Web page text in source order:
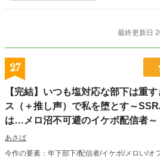
確認頂き、注意してお読み下さいませ。少しで
最終更新日
27
【完結】いつも塩対応な部下は重
ス（＋推し声）で私を堕とす～
は…メロ沼不可避のイケボ配信者～
あさば
今作の要素：年下部下/配信者/イケボ/メロい/オ